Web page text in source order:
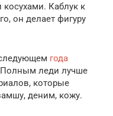
косухами. Каблук к
он делает фигуру
года
леди лучше
которые
деним, кожу.